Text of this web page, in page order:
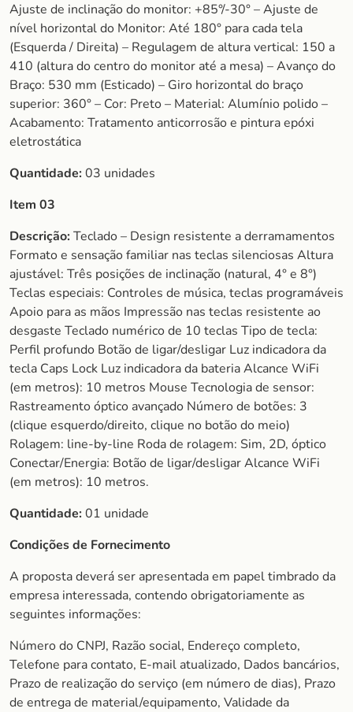
Ajuste de inclinação do monitor: +85°/-30° – Ajuste de
nível horizontal do Monitor: Até 180° para cada tela
(Esquerda / Direita) – Regulagem de altura vertical: 150 a
410 (altura do centro do monitor até a mesa) – Avanço do
Braço: 530 mm (Esticado) – Giro horizontal do braço
superior: 360° – Cor: Preto – Material: Alumínio polido –
Acabamento: Tratamento anticorrosão e pintura epóxi
eletrostática
Quantidade:03 unidades
Item 03
Descrição:Teclado – Design resistente a derramamentos
Formato e sensação familiar nas teclas silenciosas Altura
ajustável: Três posições de inclinação (natural, 4° e 8°)
Teclas especiais: Controles de música, teclas programáveis
Apoio para as mãos Impressão nas teclas resistente ao
desgaste Teclado numérico de 10 teclas Tipo de tecla:
Perfil profundo Botão de ligar/desligar Luz indicadora da
tecla Caps Lock Luz indicadora da bateria Alcance WiFi
(em metros): 10 metros Mouse Tecnologia de sensor:
Rastreamento óptico avançado Número de botões: 3
(clique esquerdo/direito, clique no botão do meio)
Rolagem: line-by-line Roda de rolagem: Sim, 2D, óptico
Conectar/Energia: Botão de ligar/desligar Alcance WiFi
(em metros): 10 metros.
Quantidade:01 unidade
Condições de Fornecimento
A proposta deverá ser apresentada em papel timbrado da
empresa interessada, contendo obrigatoriamente as
seguintes informações:
Número do CNPJ, Razão social, Endereço completo,
Telefone para contato, E-mail atualizado, Dados bancários,
Prazo de realização do serviço (em número de dias), Prazo
de entrega de material/equipamento, Validade da